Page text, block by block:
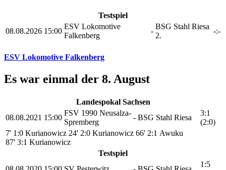
Testspiel
08.08.2026 15:00
ESV Lokomotive
Falkenberg
-
BSG Stahl Riesa
2.
-:-
ESV Lokomotive Falkenberg
Es war einmal der 8. August
Landespokal Sachsen
08.08.2021 15:00
FSV 1990 Neusalza-
Spremberg
- BSG Stahl Riesa
3:1
(2:0)
7' 1:0 Kurianowicz 24' 2:0 Kurianowicz 66' 2:1 Awuku
87' 3:1 Kurianowicz
Testspiel
1:5